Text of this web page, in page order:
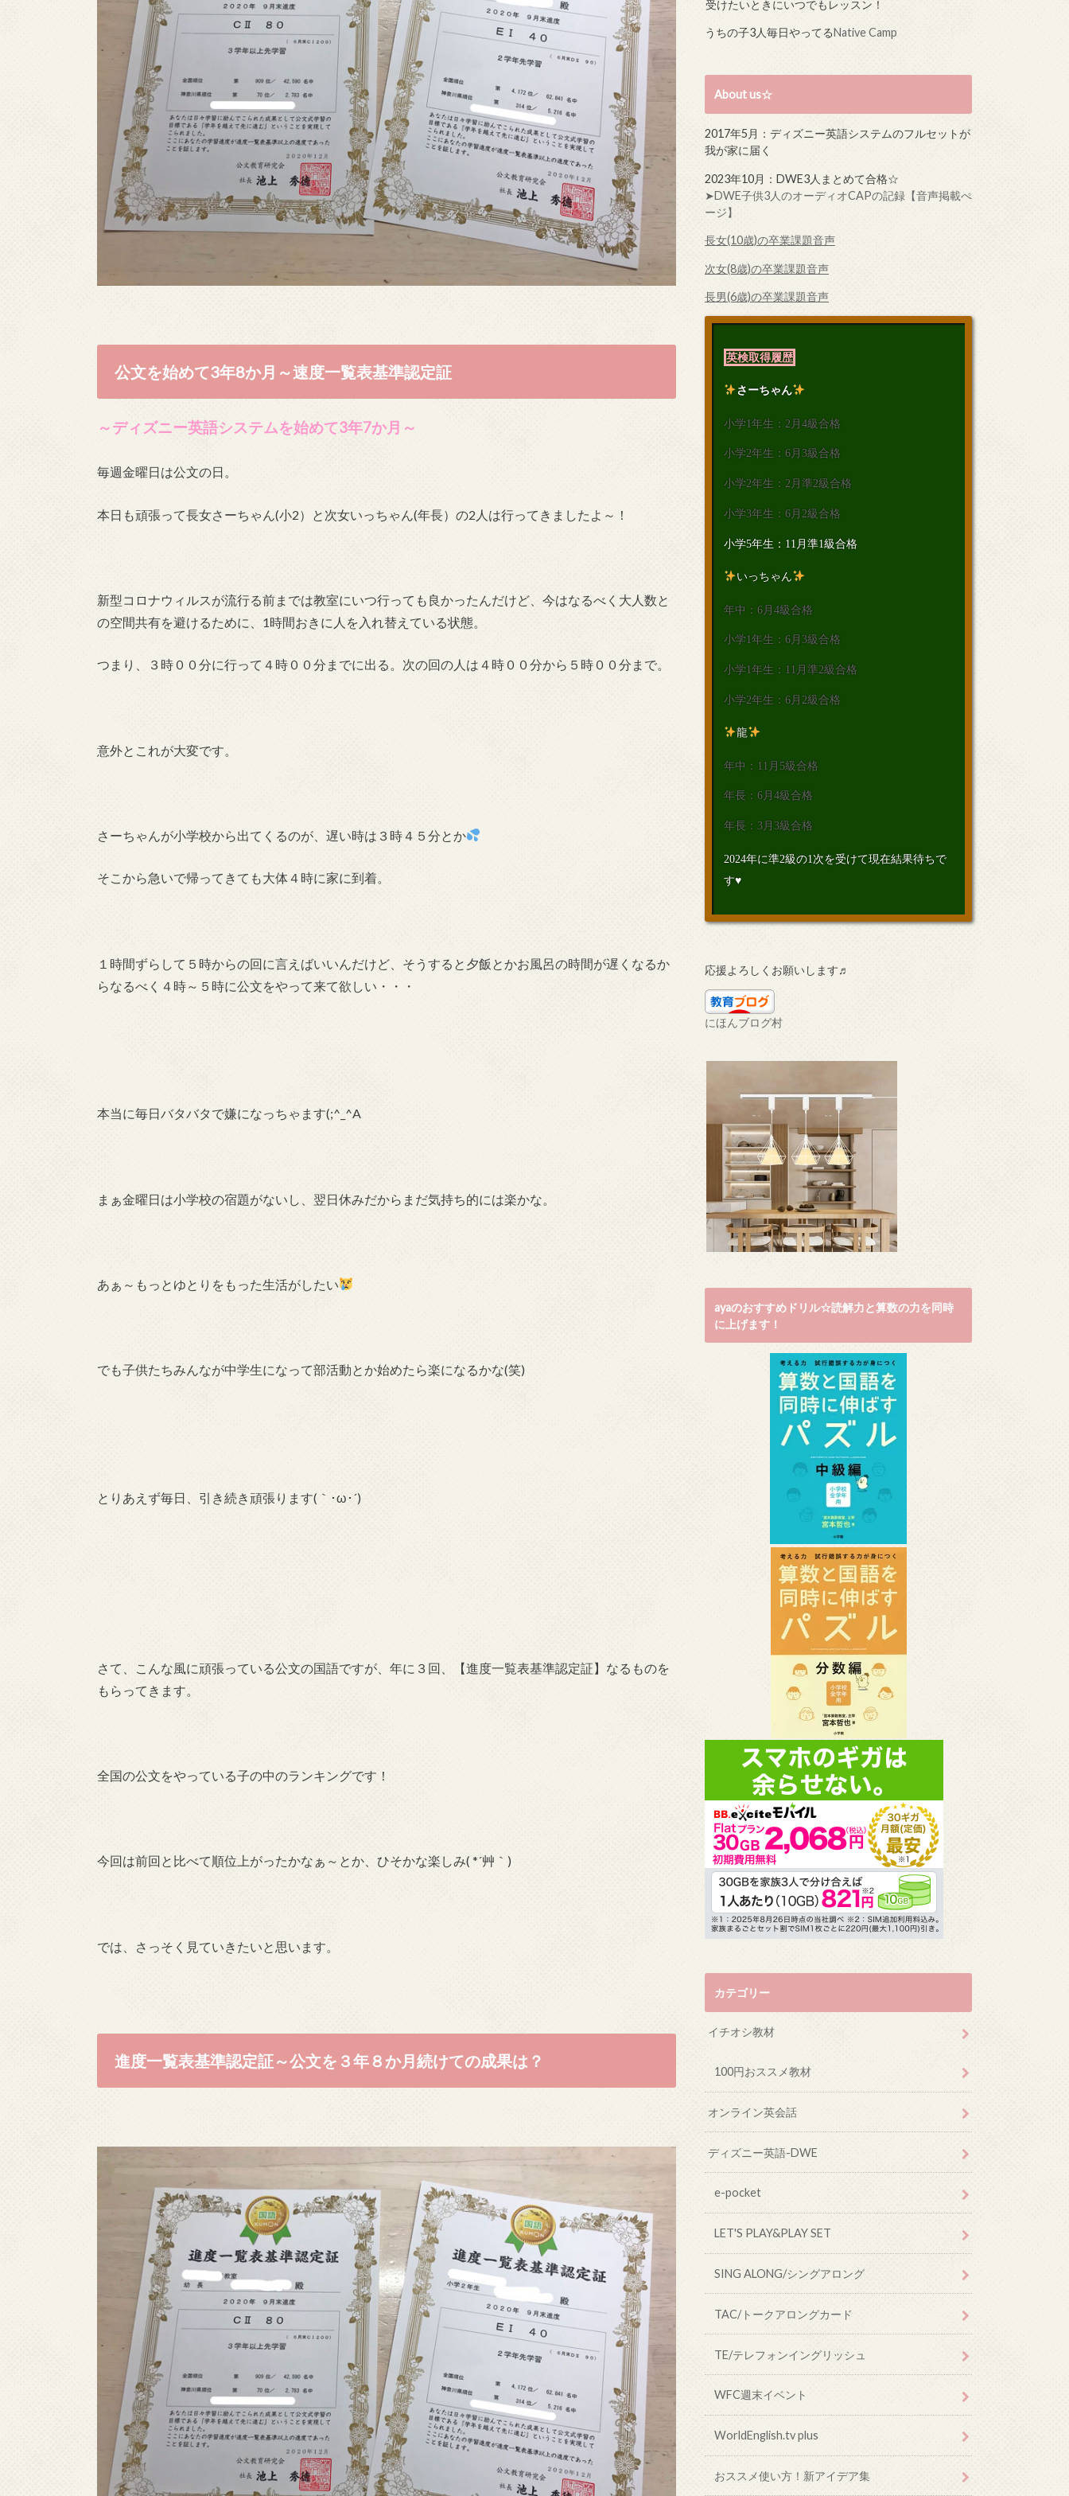
公文を始めて3年8か月～速度一覧表基準認定証
～ディズニー英語システムを始めて3年7か月～
毎週金曜日は公文の日。
本日も頑張って長女さーちゃん(小2）と次女いっちゃん(年長）の2人は行ってきましたよ～！
新型コロナウィルスが流行る前までは教室にいつ行っても良かったんだけど、今はなるべく大人数と
の空間共有を避けるために、1時間おきに人を入れ替えている状態。
つまり、３時００分に行って４時００分までに出る。次の回の人は４時００分から５時００分まで。
意外とこれが大変です。
さーちゃんが小学校から出てくるのが、遅い時は３時４５分とか
そこから急いで帰ってきても大体４時に家に到着。
１時間ずらして５時からの回に言えばいいんだけど、そうすると夕飯とかお風呂の時間が遅くなるか
らなるべく４時～５時に公文をやって来て欲しい・・・
本当に毎日バタバタで嫌になっちゃます(;^_^A
まぁ金曜日は小学校の宿題がないし、翌日休みだからまだ気持ち的には楽かな。
あぁ～もっとゆとりをもった生活がしたい
でも子供たちみんなが中学生になって部活動とか始めたら楽になるかな(笑)
とりあえず毎日、引き続き頑張ります(｀･ω･´)ゞ
さて、こんな風に頑張っている公文の国語ですが、年に３回、【進度一覧表基準認定証】なるものを
もらってきます。
全国の公文をやっている子の中のランキングです！
今回は前回と比べて順位上がったかなぁ～とか、ひそかな楽しみ( *´艸｀)
では、さっそく見ていきたいと思います。
進度一覧表基準認定証～公文を３年８か月続けての成果は？
受けたいときにいつでもレッスン！
うちの子3人毎日やってるNative Camp
About us☆
2017年5月：ディズニー英語システムのフルセットが
我が家に届く
2023年10月：DWE3人まとめて合格☆
➤DWE子供3人のオーディオCAPの記録【音声掲載ぺ
ージ】
長女(10歳)の卒業課題音声
次女(8歳)の卒業課題音声
長男(6歳)の卒業課題音声
英検取得履歴
さーちゃん
小学1年生：2月4級合格
小学2年生：6月3級合格
小学2年生：2月準2級合格
小学3年生：6月2級合格
小学5年生：11月準1級合格
いっちゃん
年中：6月4級合格
小学1年生：6月3級合格
小学1年生：11月準2級合格
小学2年生：6月2級合格
龍
年中：11月5級合格
年長：6月4級合格
年長：3月3級合格
2024年に準2級の1次を受けて現在結果待ちで
す♥
応援よろしくお願いします♬
にほんブログ村
ayaのおすすめドリル☆読解力と算数の力を同時
に上げます！
カテゴリー
イチオシ教材
100円おススメ教材
オンライン英会話
ディズニー英語-DWE
e-pocket
LET'S PLAY&PLAY SET
SING ALONG/シングアロング
TAC/トークアロングカード
TE/テレフォンイングリッシュ
WFC週末イベント
WorldEnglish.tv plus
おススメ使い方！新アイデア集